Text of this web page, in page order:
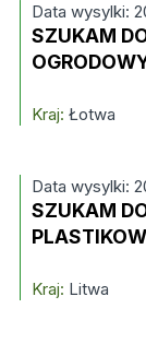
Data wysylki:
SZUKAM
Kraj: Łotwa
Data wysylki:
SZUKAM
Kraj: Litwa